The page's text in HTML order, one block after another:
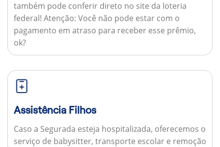
também pode conferir direto no site da loteria
federal! Atenção: Você não pode estar com o
pagamento em atraso para receber esse prêmio,
ok?
Assistência Filhos
Caso a Segurada esteja hospitalizada, oferecemos o
serviço de babysitter, transporte escolar e remoção